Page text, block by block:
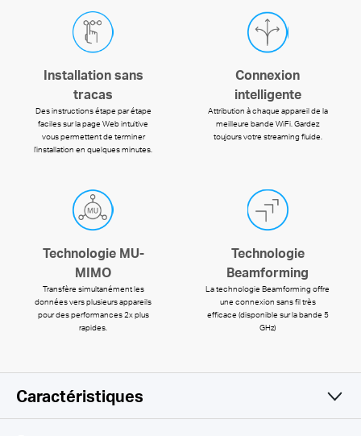
Installation sans
tracas
Des instructions étape par étape
faciles sur la page Web intuitive
vous permettent de terminer
l'installation en quelques minutes.
Connexion
intelligente
Attribution à chaque appareil de la
meilleure bande WiFi. Gardez
toujours votre streaming fluide.
Technologie MU-
MIMO
Transfère simultanément les
données vers plusieurs appareils
pour des performances 2x plus
rapides.
Technologie
Beamforming
La technologie Beamforming offre
une connexion sans fil très
efficace (disponible sur la bande 5
GHz)
Caractéristiques